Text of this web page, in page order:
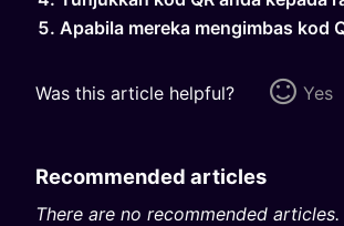
Apabila mereka mengimbas kod
Was this article helpful? Yes
Recommended articles
There are no recommended articles.